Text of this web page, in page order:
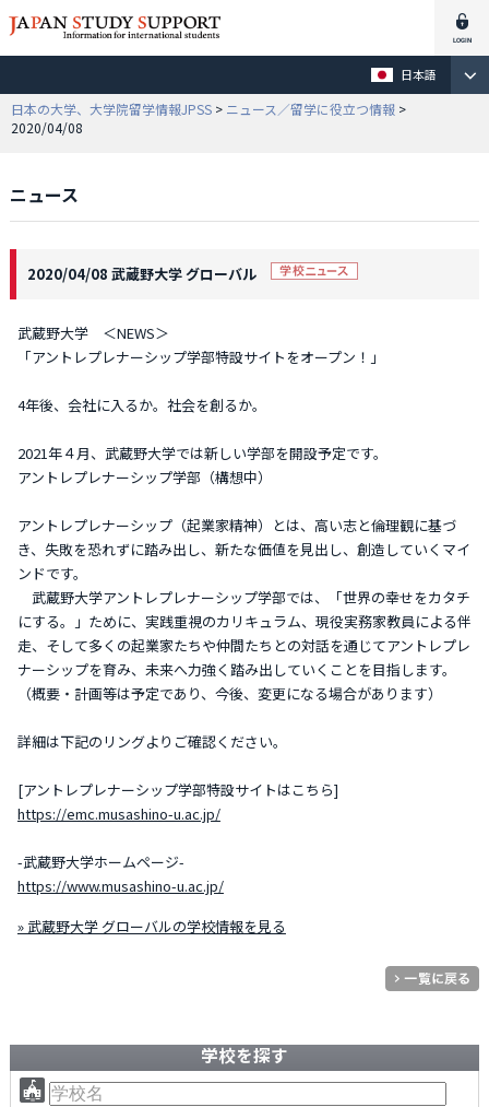
日本語
日本の大学、大学院留学情報JPSS > ニュース／留学に役立つ情報 >
2020/04/08
ニュース
2020/04/08 武蔵野大学 グローバル
武蔵野大学 ＜NEWS＞
「アントレプレナーシップ学部特設サイトをオープン！」
4年後、会社に入るか。社会を創るか。
2021年４月、武蔵野大学では新しい学部を開設予定です。
アントレプレナーシップ学部（構想中）
アントレプレナーシップ（起業家精神）とは、高い志と倫理観に基づ
き、失敗を恐れずに踏み出し、新たな価値を見出し、創造していくマイ
ンドです。
武蔵野大学アントレプレナーシップ学部では、「世界の幸せをカタチ
にする。」ために、実践重視のカリキュラム、現役実務家教員による伴
走、そして多くの起業家たちや仲間たちとの対話を通じてアントレプレ
ナーシップを育み、未来へ力強く踏み出していくことを目指します。
（概要・計画等は予定であり、今後、変更になる場合があります）
詳細は下記のリングよりご確認ください。
[アントレプレナーシップ学部特設サイトはこちら]
https://emc.musashino-u.ac.jp/
-武蔵野大学ホームページ-
https://www.musashino-u.ac.jp/
» 武蔵野大学 グローバルの学校情報を見る
学校を探す